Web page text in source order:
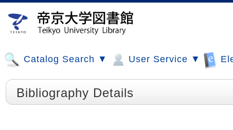
Catalog Search ▼ User Service ▼
Bibliography Details